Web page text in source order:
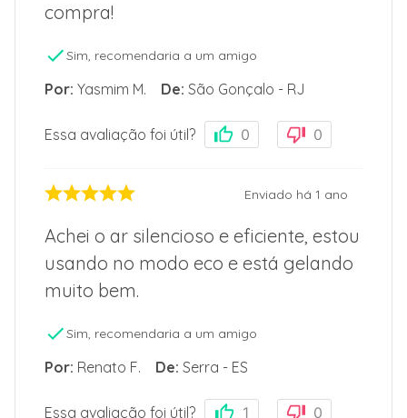
compra!
Sim, recomendaria a um amigo
Por: Yasmim M. De: São Gonçalo - RJ
Essa avaliação foi útil? 0 0
Enviado há 1 ano
Achei o ar silencioso e eficiente, estou
usando no modo eco e está gelando
muito bem.
Sim, recomendaria a um amigo
Por: Renato F. De: Serra - ES
Essa avaliação foi útil? 1 0